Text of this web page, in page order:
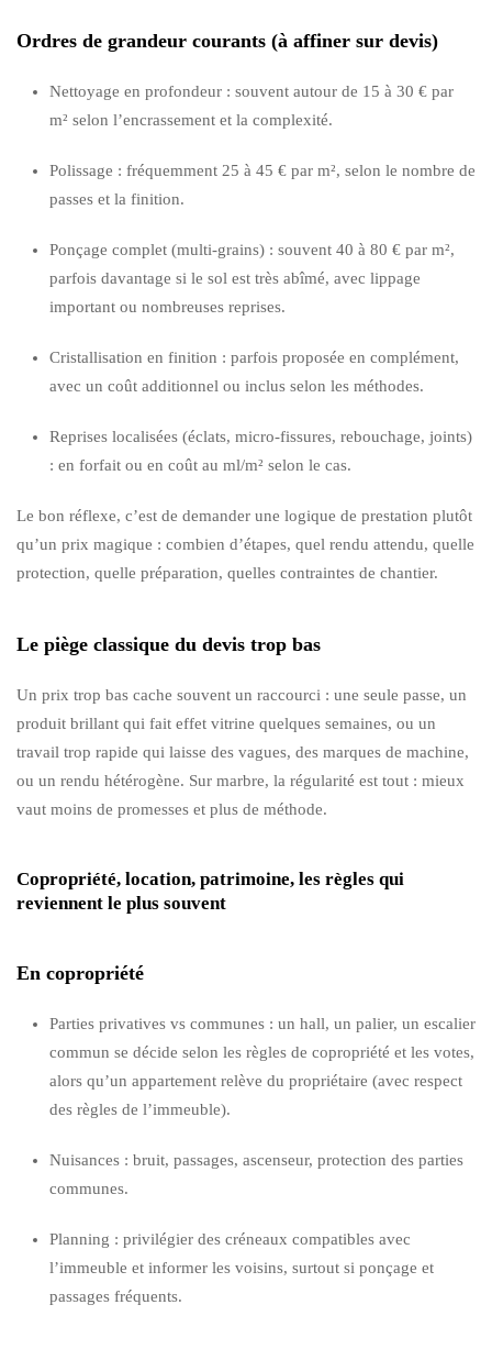
Ordres de grandeur courants (à affiner sur devis)
Nettoyage en profondeur : souvent autour de 15 à 30 € par
m² selon l’encrassement et la complexité.
Polissage : fréquemment 25 à 45 € par m², selon le nombre de
passes et la finition.
Ponçage complet (multi-grains) : souvent 40 à 80 € par m²,
parfois davantage si le sol est très abîmé, avec lippage
important ou nombreuses reprises.
Cristallisation en finition : parfois proposée en complément,
avec un coût additionnel ou inclus selon les méthodes.
Reprises localisées (éclats, micro-fissures, rebouchage, joints)
: en forfait ou en coût au ml/m² selon le cas.
Le bon réflexe, c’est de demander une logique de prestation plutôt
qu’un prix magique : combien d’étapes, quel rendu attendu, quelle
protection, quelle préparation, quelles contraintes de chantier.
Le piège classique du devis trop bas
Un prix trop bas cache souvent un raccourci : une seule passe, un
produit brillant qui fait effet vitrine quelques semaines, ou un
travail trop rapide qui laisse des vagues, des marques de machine,
ou un rendu hétérogène. Sur marbre, la régularité est tout : mieux
vaut moins de promesses et plus de méthode.
Copropriété, location, patrimoine, les règles qui
reviennent le plus souvent
En copropriété
Parties privatives vs communes : un hall, un palier, un escalier
commun se décide selon les règles de copropriété et les votes,
alors qu’un appartement relève du propriétaire (avec respect
des règles de l’immeuble).
Nuisances : bruit, passages, ascenseur, protection des parties
communes.
Planning : privilégier des créneaux compatibles avec
l’immeuble et informer les voisins, surtout si ponçage et
passages fréquents.